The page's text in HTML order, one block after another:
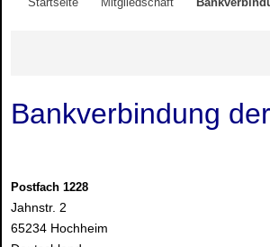
Startseite Mitgliedschaft
Bankverbindung
Postfach 1228
Jahnstr. 2
65234 Hochheim